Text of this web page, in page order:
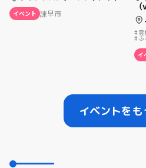
イベント 諫早市
雲
イ
イベントをも